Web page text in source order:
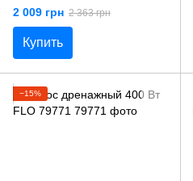
YATO YT-79915
2 009 грн 2 363 грн
Купить
−15%